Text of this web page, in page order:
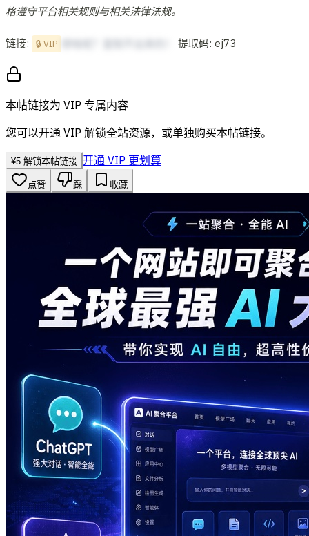
格遵守平台相关规则与相关法律法规。
链接: 🔒 VIP 提取码: ej73
本帖链接为 VIP 专属内容
您可以开通 VIP 解锁全站资源，或单独购买本帖链接。
¥5 解锁本帖链接 开通 VIP 更划算
点赞 踩 收藏